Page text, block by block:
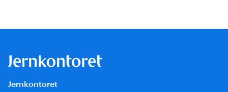
Jernkontoret